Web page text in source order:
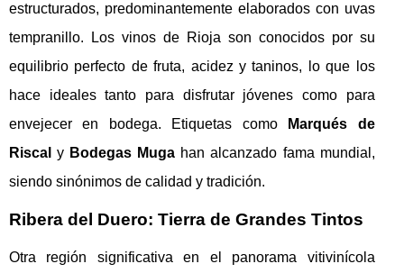
estructurados, predominantemente elaborados con uvas
tempranillo. Los vinos de Rioja son conocidos por su
equilibrio perfecto de fruta, acidez y taninos, lo que los
hace ideales tanto para disfrutar jóvenes como para
envejecer en bodega. Etiquetas como
Marqués de
Riscal y Bodegas Muga han alcanzado fama mundial,
siendo sinónimos de calidad y tradición.
Ribera del Duero: Tierra de Grandes Tintos
Otra región significativa en el panorama vitivinícola